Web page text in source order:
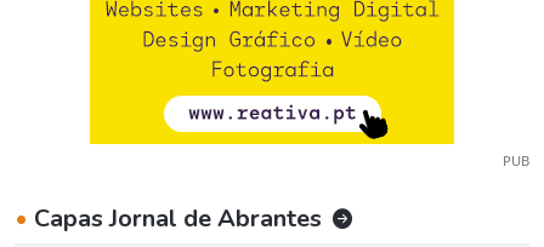
PUB
• Capas Jornal de Abrantes